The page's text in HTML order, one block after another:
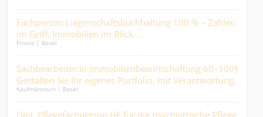
Fachperson Liegenschaftsbuchhaltung 100 % – Zahlen
im Griff. Immobilien im Blick....
Finanz | Basel
Sachbearbeiter:in Immobilienbewirtschaftung 60–100% -
Gestalten Sie Ihr eigenes Portfolio, mit Verantwortung,
Abwechslung und direktem Kundenkontakt.
Kaufmännisch | Basel
Dipl. Pflegefachperson HF für die psychiatrische Pflege.